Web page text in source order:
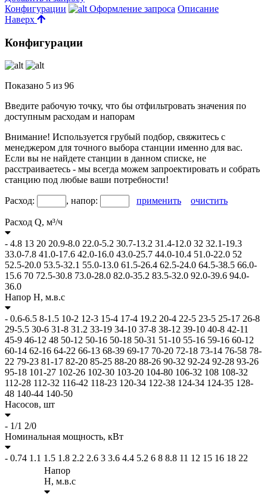
Конфигурации
Оформление запроса Описание
Наверх
Конфигурации
Показано 5 из 96
Введите рабочую точку, что бы отфильтровать значения по
доступным расходам и напорам
Внимание! Используется грубый подбор, свяжитесь с
менеджером для точного выбора станции именно для вас.
Если вы не найдете станции в данном списке, не
расстраиваетесь - мы всегда можем запроектировать и собрать
станцию под любые ваши потребности!
Расход: , напор: применить очистить
Расход Q, м³/ч
- 4.8 13 20 20.9-8.0 22.0-5.2 30.7-13.2 31.4-12.0 32 32.1-19.3
33.0-7.8 41.0-17.6 42.0-16.0 43.0-25.7 44.0-10.4 51.0-22.0 52
52.5-20.0 53.5-32.1 55.0-13.0 61.5-26.4 62.5-24.0 64.5-38.5 66.0-
15.6 70 72.5-30.8 73.0-28.0 82.0-35.2 83.5-32.0 92.0-39.6 94.0-
36.0
Напор H, м.в.с
- 0.6-6.5 8-1.5 10-2 12-3 15-4 17-4 19.2 20-4 22-5 23-5 25-17 26-8
29-5.5 30-6 31-8 31.2 33-19 34-10 37-8 38-12 39-10 40-8 42-11
45-9 46-12 48 50-12 50-16 50-18 50-31 51-10 55-16 59-16 60-12
60-14 62-16 64-22 66-13 68-39 69-17 70-20 72-18 73-14 76-58 78-
22 79-23 81-17 82-20 85-25 88-20 88-26 90-32 92-24 92-28 93-26
95-18 101-27 102-26 102-30 103-20 104-80 106-32 108 108-32
112-28 112-32 116-42 118-23 120-34 122-38 124-34 124-35 128-
48 140-44 140-50
Насосов, шт
- 1/1 2/0
Номинальная мощность, кВт
- 0.74 1.1 1.5 1.8 2.2 2.6 3 3.6 4.4 5.2 6 8 8.8 11 12 15 16 18 22
Напор
H, м.в.с